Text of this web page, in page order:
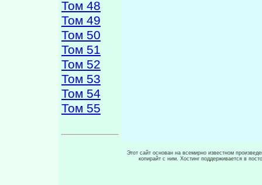
Том 48
Том 49
Том 50
Том 51
Том 52
Том 53
Том 54
Том 55
Этот сайт основан на всемирно известном
копирайт с ним. Хостинг поддерживается в